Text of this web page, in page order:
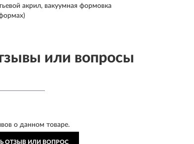
акрил, вакуумная формовка
или вопросы
о данном товаре.
ОТЗЫВ ИЛИ ВОПРОС